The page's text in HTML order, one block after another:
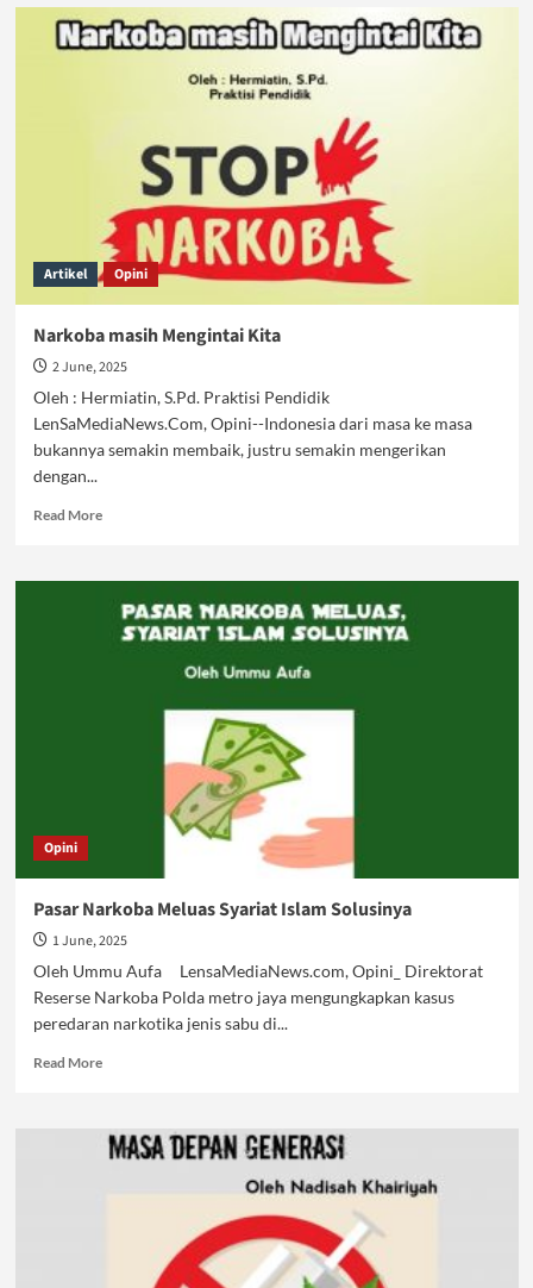
Narkoba
bagai
Permen
Berlanjut?
Artikel Opini
Narkoba masih Mengintai Kita
2 June, 2025
Oleh : Hermiatin, S.Pd. Praktisi Pendidik
LenSaMediaNews.Com, Opini--Indonesia dari masa ke masa
bukannya semakin membaik, justru semakin mengerikan
dengan...
Read MoreRead
Narkoba
masih
Mengintai
Kita
Opini
Pasar Narkoba Meluas Syariat Islam Solusinya
1 June, 2025
Oleh Ummu Aufa LensaMediaNews.com, Opini_ Direktorat
Reserse Narkoba Polda metro jaya mengungkapkan kasus
peredaran narkotika jenis sabu di...
Read MoreRead
Pasar
Narkoba